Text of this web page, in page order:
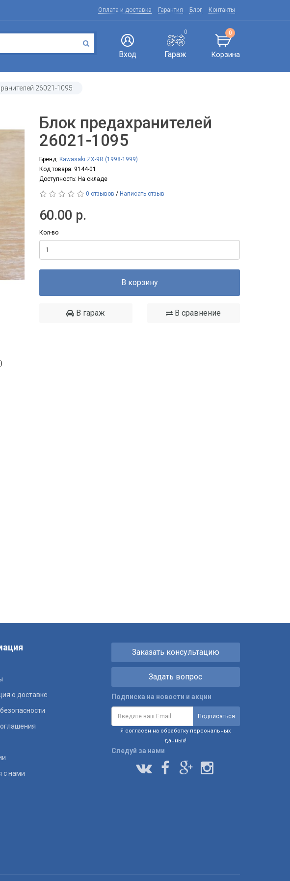
Оплата и доставка Гарантия Блог Контакты
Вход
0
Гараж
0
Корзина
26021-1095
Блок предахранителей
26021-1095
Бренд:Kawasaki ZX-9R (1998-1999)
Код товара: 9144-01
Доступность: На складе
0 отзывов /Написать отзыв
60.00 р.
Кол-во
В корзину
В гараж В сравнение
о доставке
с нами
Заказать консультацию
Задать вопрос
Подписка на новости и акции
Я согласен на обработку персональных
данных!
Следуй за нами